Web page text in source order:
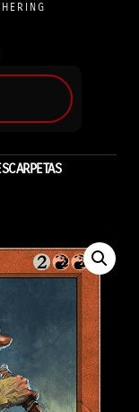
CARPETAS